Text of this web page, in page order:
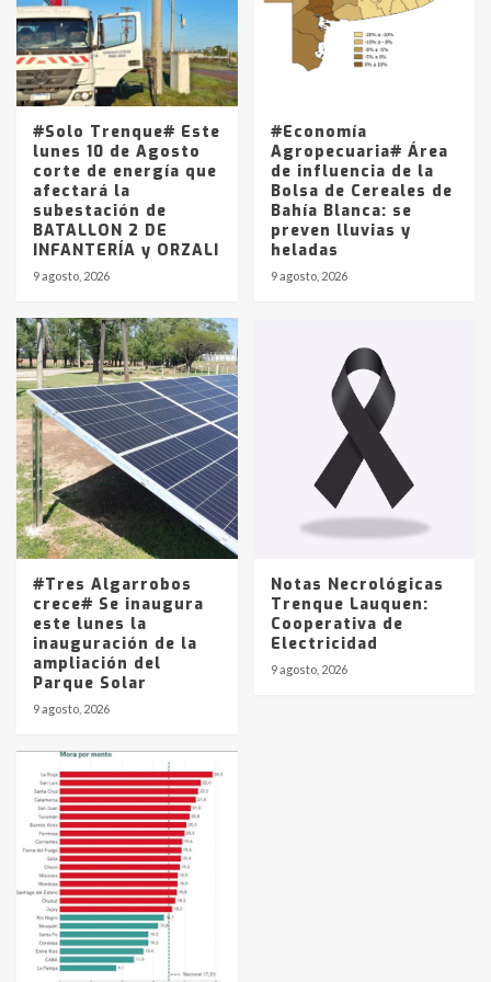
5
Los precios de los combustibles en
La Pampa, desde YPF hasta Axion
entre 857 a 1338 pesos
#Solo Trenque# Este
lunes 10 de Agosto
corte de energía que
afectará la
subestación de
BATALLON 2 DE
INFANTERÍA y ORZALI
9 agosto, 2026
#Economía
Agropecuaria# Área
de influencia de la
Bolsa de Cereales de
Bahía Blanca: se
preven lluvias y
heladas
9 agosto, 2026
#Tres Algarrobos
crece# Se inaugura
este lunes la
inauguración de la
ampliación del
Parque Solar
9 agosto, 2026
Notas Necrológicas
Trenque Lauquen:
Cooperativa de
Electricidad
9 agosto, 2026